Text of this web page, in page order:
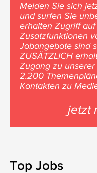
Melden Sie sich
und surfen Sie
erhalten Zugriff
Zusatzfunktionen
Jobangebote sind
ZUSÄTZLICH
Zugang zu
2.200
Kontakten zu
jetzt
Top Jobs